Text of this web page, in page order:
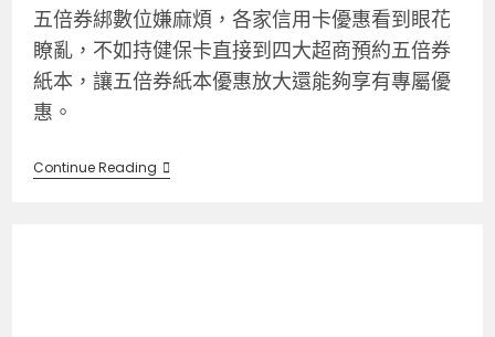
五倍券綁數位嫌麻煩，各家信用卡優惠看到眼花
瞭亂，不如持健保卡直接到四大超商預約五倍券
紙本，讓五倍券紙本優惠放大還能夠享有專屬優
惠。
Continue Reading